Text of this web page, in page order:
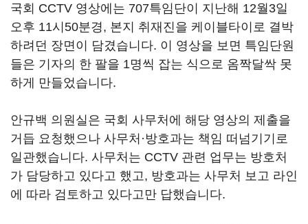
국회 CCTV 영상에는 707특임단이 지난해 12월3일
오후 11시50분경, 본지 취재진을 케이블타이로 결박
하려던 장면이 담겼습니다. 이 영상을 보면 특임단원
들은 기자의 한 팔을 1명씩 잡는 식으로 옴짝달싹 못
하게 만들었습니다.
안규백 의원실은 국회 사무처에 해당 영상의 제출을
거듭 요청했으나 사무처·방호과는 책임 떠넘기기로
일관했습니다. 사무처는 CCTV 관련 업무는 방호처
가 담당하고 있다고 했고, 방호과는 사무처 보고 라인
에 따라 검토하고 있다고만 답했습니다.